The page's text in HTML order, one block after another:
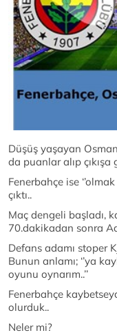
Düşüş yaşayan
da puanlar alıp
Fenerbahçe ise
çıktı..
Maç dengeli başladı,
70.dakikadan sonra
Defans adamı stoper
Bunun anlamı; ‘’ya
oyunu oynarım..’’
Fenerbahçe
olurduk..
Neler mi?